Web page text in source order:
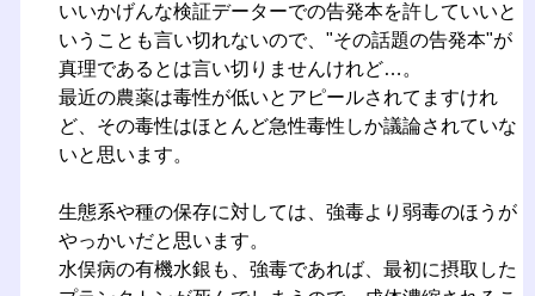
いいかげんな検証データーでの告発本を許していいと
いうことも言い切れないので、"その話題の告発本"が
真理であるとは言い切りませんけれど…。
最近の農薬は毒性が低いとアピールされてますけれ
ど、その毒性はほとんど急性毒性しか議論されていな
いと思います。
生態系や種の保存に対しては、強毒より弱毒のほうが
やっかいだと思います。
水俣病の有機水銀も、強毒であれば、最初に摂取した